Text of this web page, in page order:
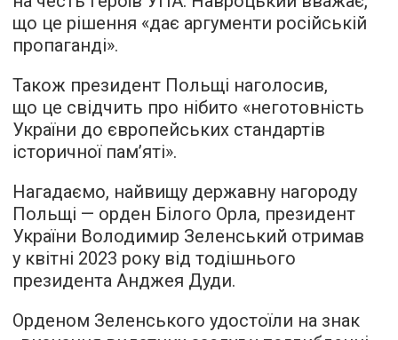
що це рішення «дає аргументи російській
пропаганді».
Також президент Польщі наголосив,
що це свідчить про нібито «неготовність
України до європейських стандартів
історичної пам’яті».
Нагадаємо, найвищу державну нагороду
Польщі — орден Білого Орла, президент
України Володимир Зеленський отримав
у квітні 2023 року від тодішнього
президента Анджея Дуди.
Орденом Зеленського удостоїли на знак